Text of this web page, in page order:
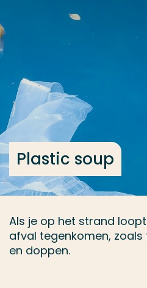
... > Onderwerp kiezen
Plastic soup
Als je op het strand
afval tegenkomen,
en doppen.
Veel gezocht
Opleiding
Contact